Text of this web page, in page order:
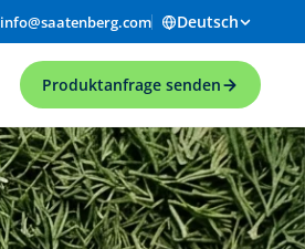
info@saatenberg.com Deutsch
Produktanfrage senden